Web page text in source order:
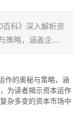
百科》深入解析资
策略，涵盖企业
巧，助您在复杂
中游刃有余。...
作的奥秘与策略，涵
为读者揭示资本运作
杂多变的资本市场中